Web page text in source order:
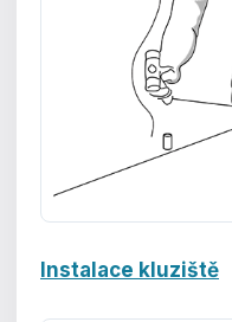
Instalace kluziště